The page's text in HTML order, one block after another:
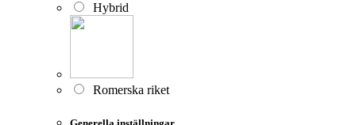
Hybrid
Romerska riket